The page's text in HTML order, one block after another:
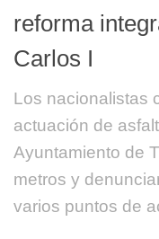
reforma
Carlos I
Los nacionalistas
actuación de
Ayuntamiento de
metros y
varios puntos de